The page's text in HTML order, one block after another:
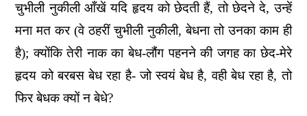
चुभीली नुकीली आँखें यदि हृदय को छेदती हैं, तो छेदने दे, उन्हें
मना मत कर (वे ठहरीं चुभीली नुकीली, बेधना तो उनका काम ही
है); क्योंकि तेरी नाक का बेध-लौंग पहनने की जगह का छेद-मेरे
हृदय को बरबस बेध रहा है- जो स्वयं बेध है, वही बेध रहा है, तो
फिर बेधक क्यों न बेधे?